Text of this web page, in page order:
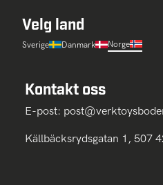
Velg land
Sverige Danmark Norge
Kontakt oss
E-post:
Källbäcksrydsgatan 1, 507